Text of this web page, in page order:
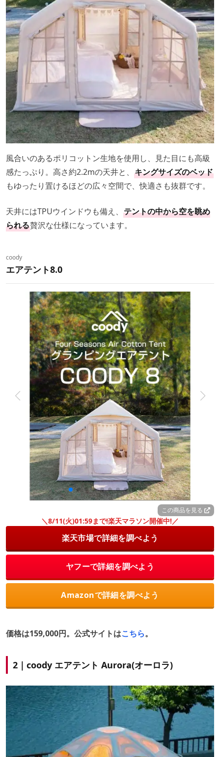
風合いのあるポリコットン生地を使用し、見た目にも高級
感たっぷり。高さ約2.2mの天井と、 キングサイズのベッド
もゆったり置けるほどの広々空間で、快適さも抜群です。
天井にはTPUウインドウも備え、 テントの中から空を眺め
られる贅沢な仕様になっています。
coody
エアテント8.0
この商品を見る
＼8/11(火)01:59まで!楽天マラソン開催中!／
楽天市場で詳細を調べよう
ヤフーで詳細を調べよう
Amazonで詳細を調べよう
価格は159,000円。公式サイトはこちら。
2｜coody エアテント Aurora(オーロラ)